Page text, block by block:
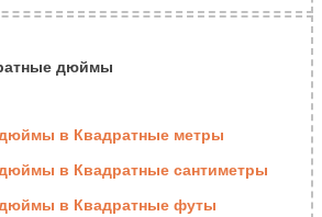
дюймы
в Квадратные метры
в Квадратные сантиметры
в Квадратные футы